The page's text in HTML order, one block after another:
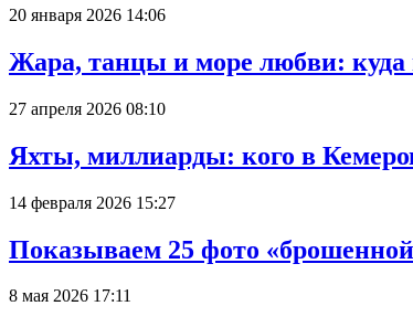
20 января 2026 14:06
Жара, танцы и море любви: куда
27 апреля 2026 08:10
Яхты, миллиарды: кого в
14 февраля 2026 15:27
Показываем 25 фото
8 мая 2026 17:11